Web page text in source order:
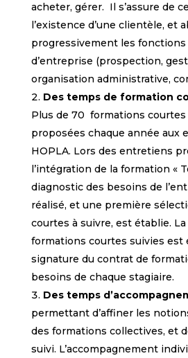
acheter, gérer. Il s’assure de
l’existence d’une clientèle, et
progressivement les fonctions
d’entreprise (prospection,
organisation administrative,
Des temps de formation
Plus de 70 formations courtes
proposées chaque année aux
HOPLA. Lors des entretiens
l’intégration de la formation «
diagnostic des besoins de
réalisé, et une première
courtes à suivre, est établie.
formations courtes suivies est
signature du contrat de
besoins de chaque stagiaire.
Des temps
permettant d’affiner les
des formations collectives, et
suivi. L’accompagnement